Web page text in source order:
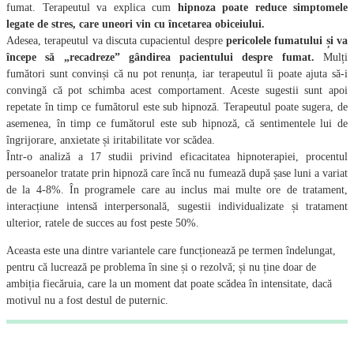
fumat. Terapeutul va explica cum hipnoza poate reduce simptomele
legate de stres, care uneori vin cu încetarea obiceiului.
Adesea, terapeutul va discuta cupacientul despre pericolele fumatului și va
începe să „recadreze” gândirea pacientului despre fumat. Mulți
fumători sunt convinși că nu pot renunța, iar terapeutul îi poate ajuta să-i
convingă că pot schimba acest comportament. Aceste sugestii sunt apoi
repetate în timp ce fumătorul este sub hipnoză. Terapeutul poate sugera, de
asemenea, în timp ce fumătorul este sub hipnoză, că sentimentele lui de
îngrijorare, anxietate și iritabilitate vor scădea.
Într-o analiză a 17 studii privind eficacitatea hipnoterapiei, procentul
persoanelor tratate prin hipnoză care încă nu fumează după șase luni a variat
de la 4-8%. În programele care au inclus mai multe ore de tratament,
interacțiune intensă interpersonală, sugestii individualizate și tratament
ulterior, ratele de succes au fost peste 50%.
Aceasta este una dintre variantele care funcționează pe termen îndelungat,
pentru că lucrează pe problema în sine și o rezolvă; și nu ține doar de
ambiția fiecăruia, care la un moment dat poate scădea în intensitate, dacă
motivul nu a fost destul de puternic.